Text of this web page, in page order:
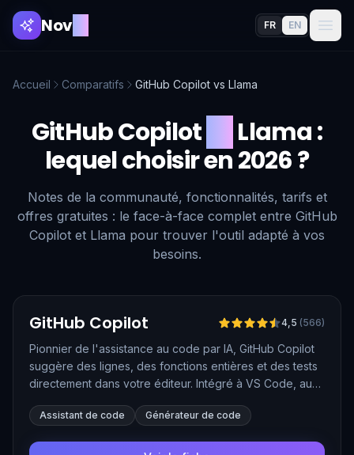
NovAI FR EN
Accueil Comparatifs GitHub Copilot vs Llama
GitHub Copilot Llama:
lequel choisir en 2026 ?
Notes de la communauté, fonctionnalités, tarifs et
offres gratuites : le face-à-face complet entre GitHub
Copilot et Llama pour trouver l'outil adapté à vos
besoins.
GitHub Copilot 4,5 (566)
Pionnier de l'assistance au code par IA, GitHub Copilot
suggère des lignes, des fonctions entières et des tests
directement dans votre éditeur. Intégré à VS Code, aux
meilleurs modèles du marché pour accélérer le
Assistant de code Générateur de code